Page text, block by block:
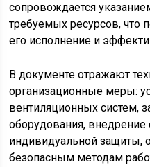
сопровождается
требуемых ресурсов, что
его исполнение и
В документе отражают
организационные меры:
вентиляционных систем,
оборудования, внедрение
индивидуальной защиты,
безопасным методам